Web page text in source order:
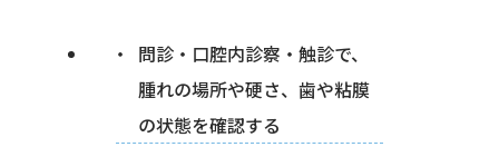
問診・口腔内診察・触診で、
腫れの場所や硬さ、歯や粘膜
の状態を確認する